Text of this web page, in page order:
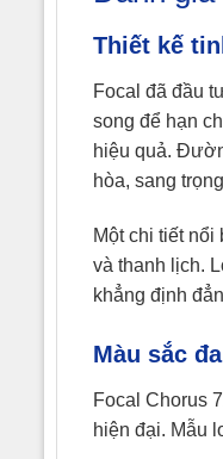
Thiết kế
Focal đã đầu
song để hạn
hiệu quả.
hòa, sang
Một chi tiết
và thanh lịch.
khẳng định
Màu sắc
Focal Chorus
hiện đại. Mẫu